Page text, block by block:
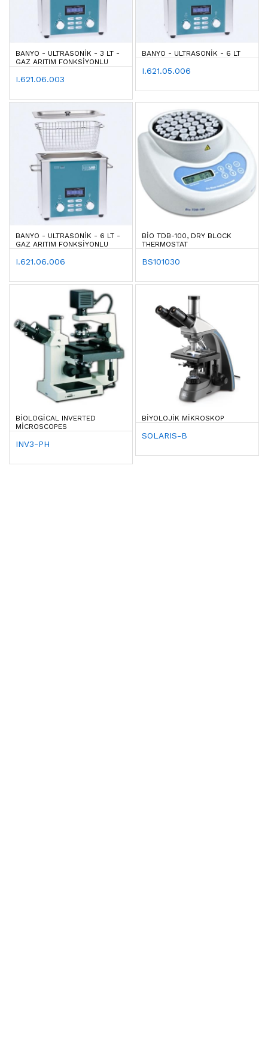
BANYO - ULTRASONIK - 3 LT -
GAZ ARITIM FONKSIYONLU
I.621.06.003
BANYO - ULTRASONIK - 6 LT
I.621.05.006
BANYO - ULTRASONIK - 6 LT -
GAZ ARITIM FONKSIYONLU
I.621.06.006
BIO TDB-100, DRY BLOCK
THERMOSTAT
BS101030
BIOLOGICAL INVERTED
MICROSCOPES
INV3-PH
BIYOLOJIK MIKROSKOP
SOLARIS-B